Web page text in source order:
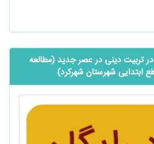
تربیت دینی در عصر جدید (مطالعه
ابتدایی شهرستان شهرکرد)